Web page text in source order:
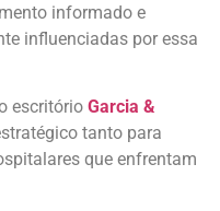
informado e
influenciadas por essa
escritório Garcia &
tanto para
que enfrentam